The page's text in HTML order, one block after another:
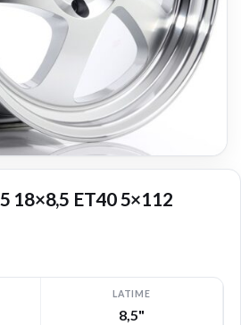
18×8,5 ET40 5×112
LATIME
8,5"